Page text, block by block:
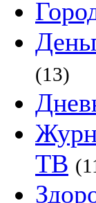
(13)
ТВ